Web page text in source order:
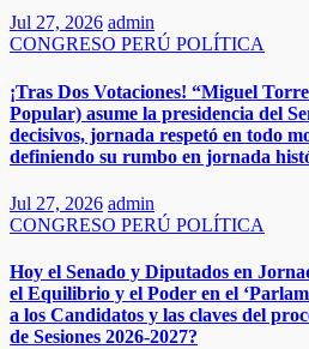
Jul 27, 2026 admin
CONGRESO PERÚ POLÍTICA
¡Tras Dos Votaciones! “Miguel
Popular) asume la presidencia del
decisivos, jornada respetó en todo
definiendo su rumbo en jornada
Jul 27, 2026 admin
CONGRESO PERÚ POLÍTICA
Hoy el Senado y Diputados en
el Equilibrio y el Poder en el
a los Candidatos y las claves del
de Sesiones 2026-2027?